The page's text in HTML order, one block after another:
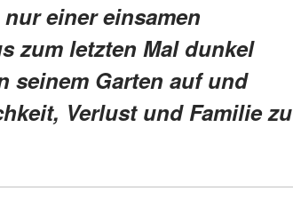
einer einsamen
zum letzten Mal dunkel
seinem Garten auf und
Verlust und Familie zu